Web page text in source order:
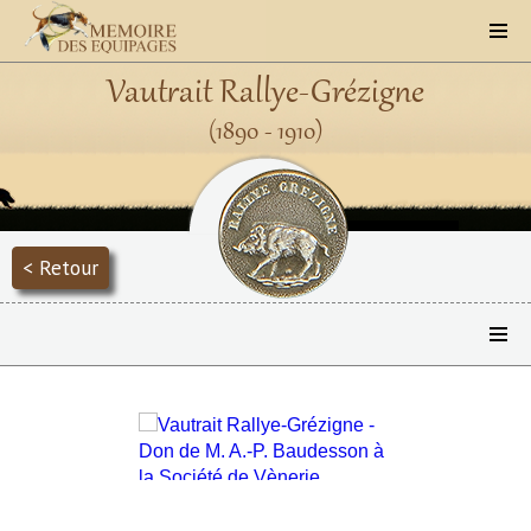
Vautrait Rallye-Grézigne
(1890 - 1910)
< Retour